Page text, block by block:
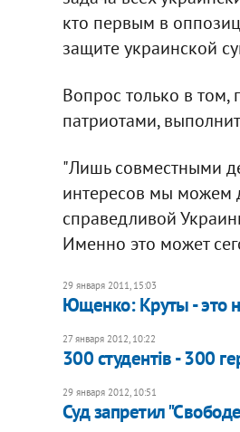
кто первым в
защите украинской
Вопрос только в том,
патриотами,
"Лишь совместными
интересов мы можем
справедливой
Именно это может
29 января 2011, 15:03
Ющенко: Круты - это
27 января 2012, 10:22
300 студентів - 300
29 января 2012, 10:51
Суд запретил